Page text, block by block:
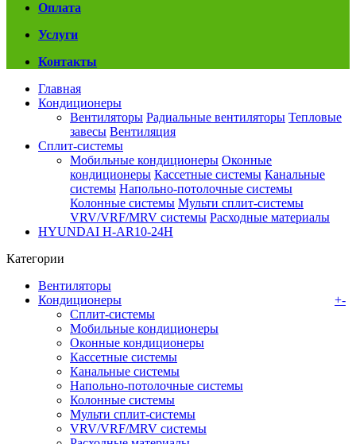
Оплата
Услуги
Контакты
Главная
Кондиционеры
Вентиляторы Радиальные вентиляторы Тепловые
завесы Вентиляция
Сплит-системы
Мобильные кондиционеры Оконные
кондиционеры Кассетные системы Канальные
системы Напольно-потолочные системы
Колонные системы Мульти сплит-системы
VRV/VRF/MRV системы Расходные материалы
HYUNDAI H-AR10-24H
Категории
Вентиляторы
Кондиционеры
+-
Сплит-системы
Мобильные кондиционеры
Оконные кондиционеры
Кассетные системы
Канальные системы
Напольно-потолочные системы
Колонные системы
Мульти сплит-системы
VRV/VRF/MRV системы